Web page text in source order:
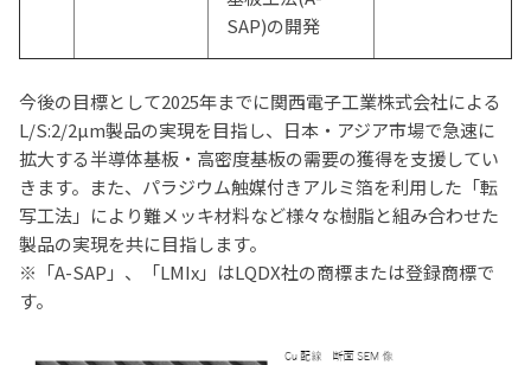
SAP)の開発
今後の目標として2025年までに関西電子工業株式会社による
L/S:2/2µm製品の実現を目指し、日本・アジア市場で急速に
拡大する半導体基板・高密度基板の需要の獲得を支援してい
きます。また、パラジウム触媒付きアルミ箔を利用した「転
写工法」により難メッキ材料など様々な樹脂と組み合わせた
製品の実現を共に目指します。
※「A-SAP」、「LMIx」はLQDX社の商標または登録商標で
す。